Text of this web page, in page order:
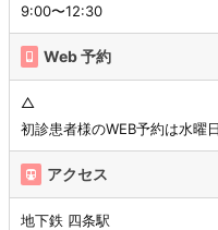
9:00〜12:30
Web 予約
△
初診患者様のWEB予約は水曜
アクセス
地下鉄 四条駅